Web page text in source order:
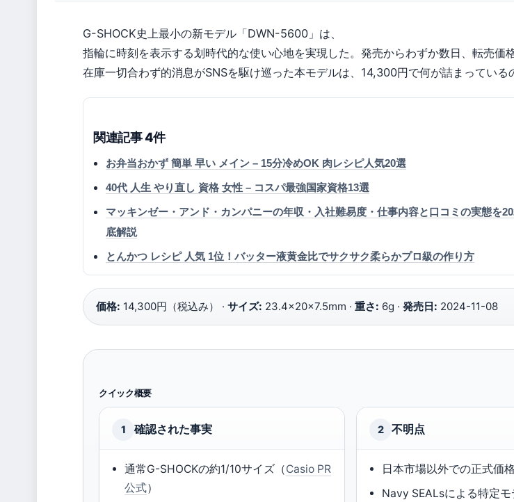
G-SHOCK史上最小の新モデル「DWN-5600」は、
指輪に時刻を表示する划時代的な使い心地を実現した。発売からわずか数日、転売価
在庫一切合わず的消息がSNSを駆け巡った本モデルは、14,300円で何が詰まっている
関連記事 4件
お弁当おかず 簡単 早い メイン – 15分冷めOK 肉レシピ人気20選
40代 人生 やり直し 資格 女性 – コスパ最強国家資格13選
マッキンゼー・アンド・カンパニーの年収・入社難易度・仕事内容と口コミの実態を
底解説
とんかつ レシピ 人気 1位！バッター液黄金比でサクサク柔らかプロ級の作り方
価格: 14,300円（税込み） · サイズ: 23.4×20×7.5mm · 重さ: 6g · 発売日: 2024-11-08
クイック概要
1 確認された事実
通常G-SHOCKの約1/10サイズ（Casio PR
公式）
2 不明点
日本市場以外での正式価
Navy SEALsによる特定